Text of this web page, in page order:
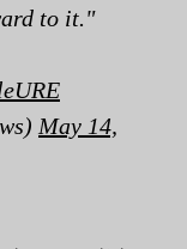
to it."
May 14,